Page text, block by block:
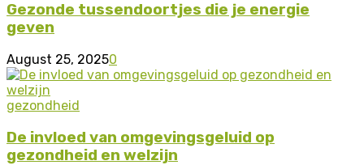
Gezonde tussendoortjes die je energie
geven
August 25, 20250
gezondheid
De invloed van omgevingsgeluid op
gezondheid en welzijn